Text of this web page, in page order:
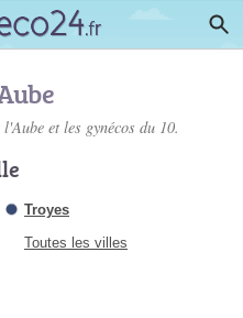
l'Aube et les gynécos du 10.
Troyes
Toutes les villes